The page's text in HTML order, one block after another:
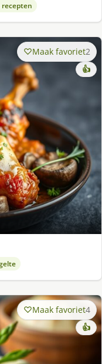
Maak favoriet2
👍
Maak favoriet4
👍